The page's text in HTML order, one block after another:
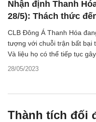
Nhận định Thanh
28/5): Thách thức
28/05/2023
CLB Đông Á Thanh Hóa
tượng với chuỗi trận bất bại
Và liệu họ có thể tiếp tục gây
chạm trán nhà cựu vương
Thành tích đối